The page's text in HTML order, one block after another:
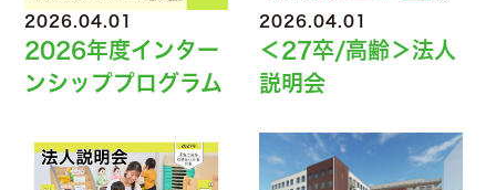
2026.04.01
2026年度インター
ンシッププログラム
2026.04.01
＜27卒/高齢＞法人
説明会